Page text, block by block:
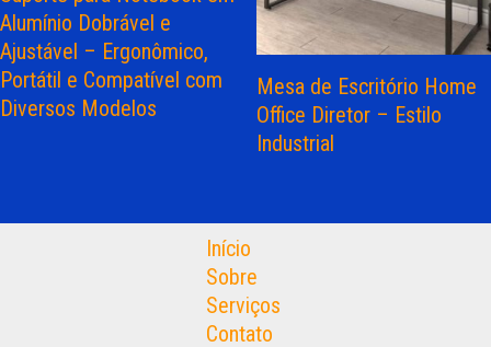
Alumínio Dobrável e
Ajustável – Ergonômico,
Portátil e Compatível com
Diversos Modelos
Mesa de Escritório Home
Office Diretor – Estilo
Industrial
Início
Sobre
Serviços
Contato